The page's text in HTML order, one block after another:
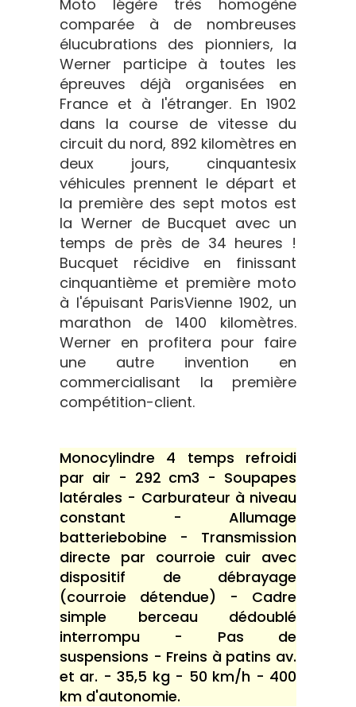
Moto légère très homogène
comparée à de nombreuses
élucubrations des pionniers, la
Werner participe à toutes les
épreuves déjà organisées en
France et à l'étranger. En 1902
dans la course de vitesse du
circuit du nord, 892 kilomètres en
deux jours, cinquantesix
véhicules prennent le départ et
la première des sept motos est
la Werner de Bucquet avec un
temps de près de 34 heures !
Bucquet récidive en finissant
cinquantième et première moto
à l'épuisant ParisVienne 1902, un
marathon de 1400 kilomètres.
Werner en profitera pour faire
une autre invention en
commercialisant la première
compétition-client.
Monocylindre 4 temps refroidi
par air - 292 cm3 - Soupapes
latérales - Carburateur à niveau
constant - Allumage
batteriebobine - Transmission
directe par courroie cuir avec
dispositif de débrayage
(courroie détendue) - Cadre
simple berceau dédoublé
interrompu - Pas de
suspensions - Freins à patins av.
et ar. - 35,5 kg - 50 km/h - 400
km d'autonomie.